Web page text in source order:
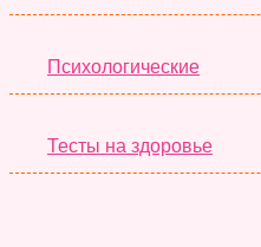
Психологические
Тесты на здоровье